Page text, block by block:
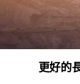
更好的